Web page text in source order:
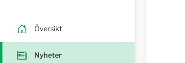
Översikt
Nyheter